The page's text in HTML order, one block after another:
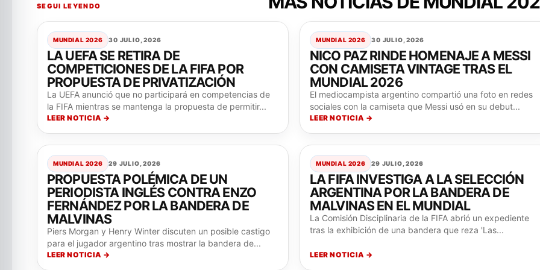
SEGUI LEYENDO
MUNDIAL 2026 30 JULIO, 2026
LA UEFA SE RETIRA DE
COMPETICIONES DE LA FIFA POR
PROPUESTA DE PRIVATIZACIÓN
La UEFA anunció que no participará en competencias de
la FIFA mientras se mantenga la propuesta de permitir...
LEER NOTICIA →
MUNDIAL 2026 30 JULIO, 2026
NICO PAZ RINDE HOMENAJE A MESSI
CON CAMISETA VINTAGE TRAS EL
MUNDIAL 2026
El mediocampista argentino compartió una foto en redes
sociales con la camiseta que Messi usó en su debut...
LEER NOTICIA →
MUNDIAL 2026 29 JULIO, 2026
PROPUESTA POLÉMICA DE UN
PERIODISTA INGLÉS CONTRA ENZO
FERNÁNDEZ POR LA BANDERA DE
MALVINAS
Piers Morgan y Henry Winter discuten un posible castigo
para el jugador argentino tras mostrar la bandera de...
LEER NOTICIA →
MUNDIAL 2026 29 JULIO, 2026
LA FIFA INVESTIGA A LA SELECCIÓN
ARGENTINA POR LA BANDERA DE
MALVINAS EN EL MUNDIAL
La Comisión Disciplinaria de la FIFA abrió un expediente
tras la exhibición de una bandera que reza 'Las...
LEER NOTICIA →